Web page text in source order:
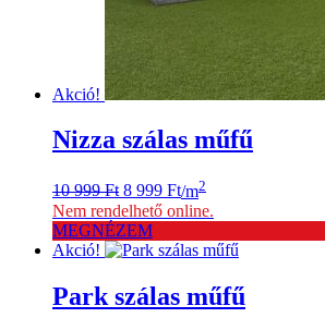
Akció!
Nizza szálas műfű
10 999Ft Original
price
was:
10
999 Ft.
8 999 FtCurrent
price
is:
8
999 Ft.
/m2
Nem rendelhető online.
MEGNÉZEM
Akció!
Park szálas műfű